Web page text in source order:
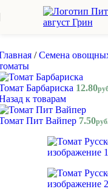
Skip to navigationSkip to
/ Семена
Барбариска 12.80
к товарам
Пит Вайпер 7.50